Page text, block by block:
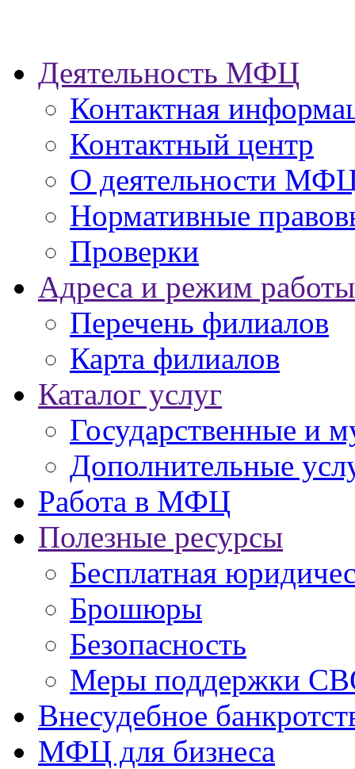
Деятельность МФЦ
Контактная
Контактный центр
О деятельности
Нормативные
Проверки
Адреса и режим работы
Перечень филиалов
Карта филиалов
Каталог услуг
Государственные и
Дополнительные
Работа в МФЦ
Полезные ресурсы
Бесплатная
Брошюры
Безопасность
Меры поддержки
Внесудебное
МФЦ для бизнеса